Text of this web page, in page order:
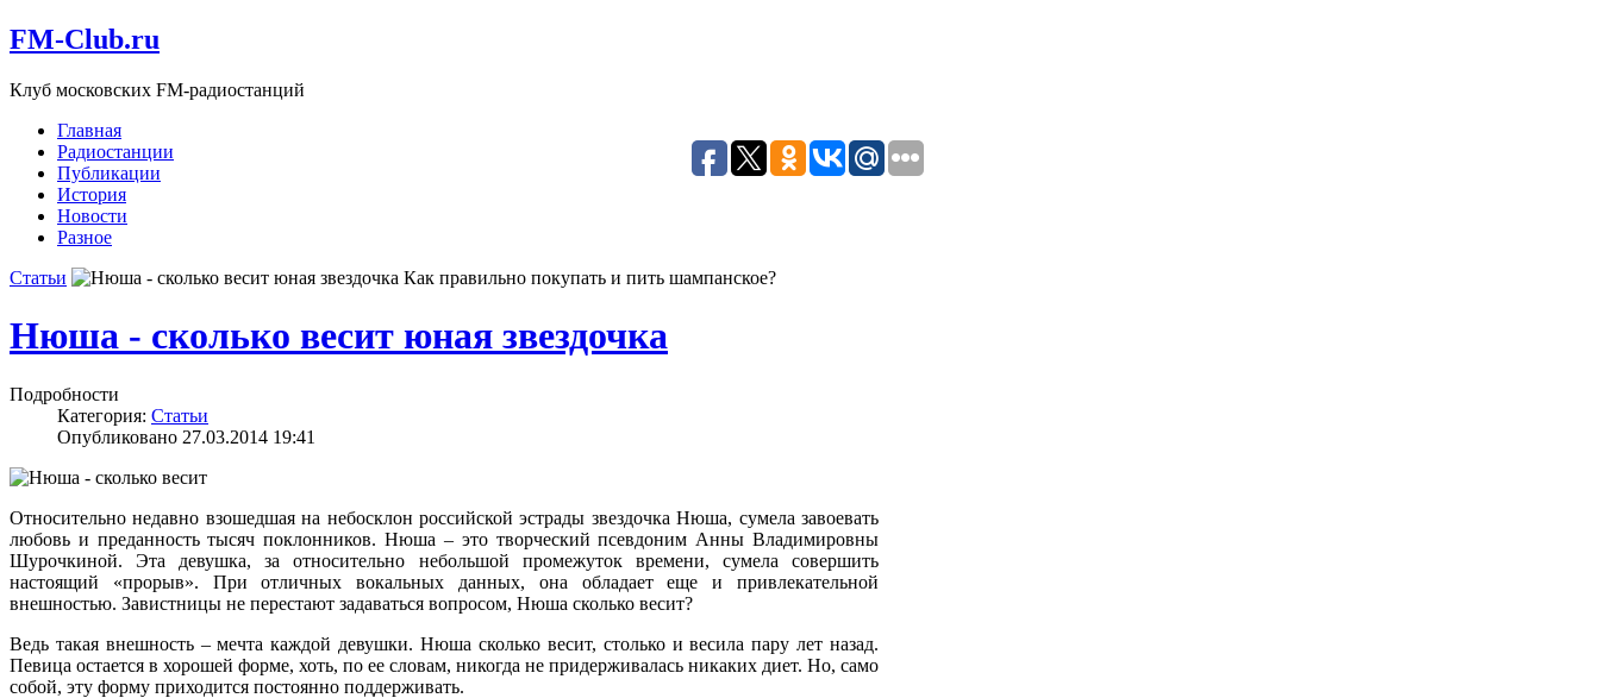
FM-Club.ru
Клуб московских FM-радиостанций
Главная
Радиостанции
Публикации
История
Новости
Разное
Статьи
Как правильно покупать и пить шампанское?
Нюша - сколько весит юная звездочка
Подробности
Категория: Статьи
Опубликовано 27.03.2014 19:41
Относительно недавно взошедшая на небосклон российской эстрады звездочка Нюша, сумела завоевать
любовь и преданность тысяч поклонников. Нюша – это творческий псевдоним Анны Владимировны
Шурочкиной. Эта девушка, за относительно небольшой промежуток времени, сумела совершить
настоящий «прорыв». При отличных вокальных данных, она обладает еще и привлекательной
внешностью. Завистницы не перестают задаваться вопросом, Нюша сколько весит?
Ведь такая внешность – мечта каждой девушки. Нюша сколько весит, столько и весила пару лет назад.
Певица остается в хорошей форме, хоть, по ее словам, никогда не придерживалась никаких диет. Но, само
собой, эту форму приходится постоянно поддерживать.